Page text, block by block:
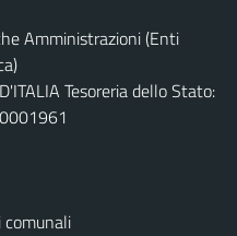
Amministrazioni (Enti
Tesoreria dello Stato:
comunali